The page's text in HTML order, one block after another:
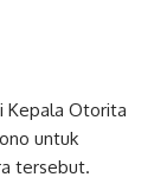
Kepala Otorita
untuk
tersebut.